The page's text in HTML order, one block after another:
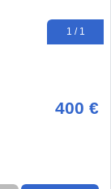
1 / 1
400 €